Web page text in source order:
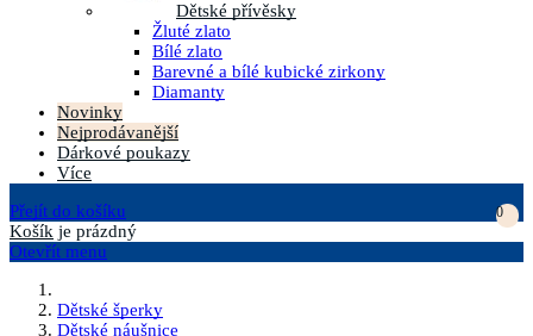
Dětské přívěsky
Žluté zlato
Bílé zlato
Barevné a bílé kubické zirkony
Diamanty
Novinky
Nejprodávanější
Dárkové poukazy
Více
Přejít do košíku
0
Košík je prázdný
Otevřít menu
Dětské šperky
Dětské náušnice